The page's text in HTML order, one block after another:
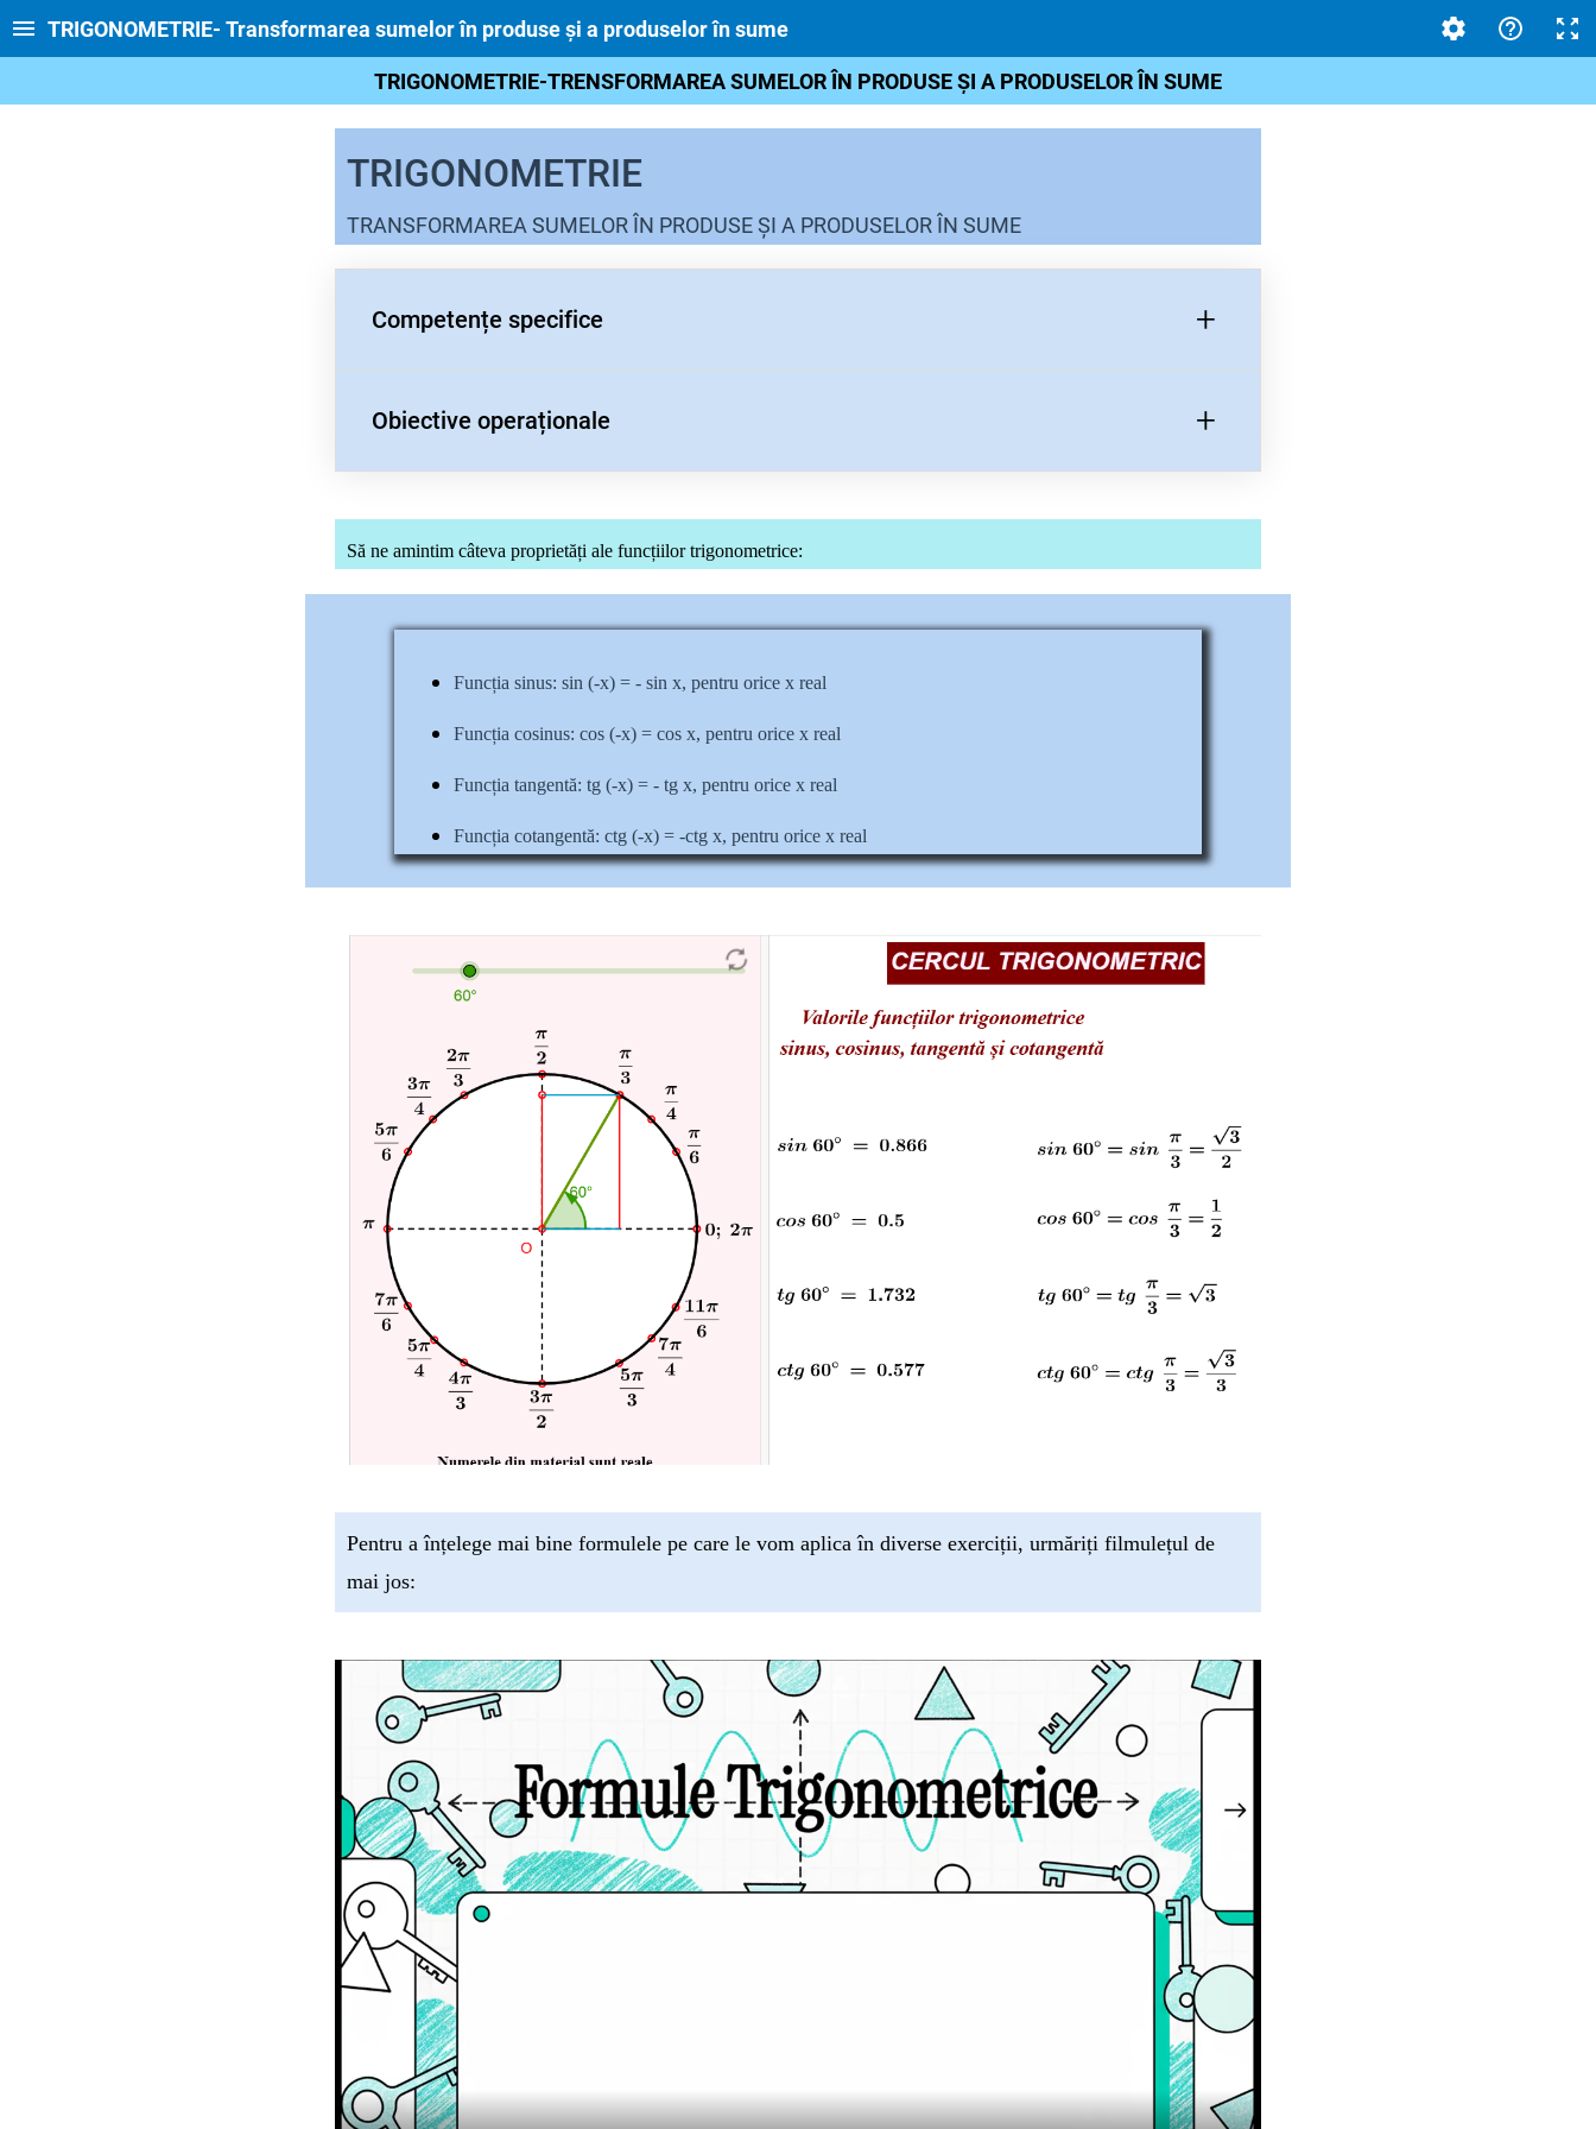
TRIGONOMETRIE- Transformarea sumelor în produse și a produselor în sume
TRIGONOMETRIE-TRENSFORMAREA SUMELOR ÎN PRODUSE ȘI A PRODUSELOR ÎN SUME
TRIGONOMETRIE
TRANSFORMAREA SUMELOR ÎN PRODUSE ȘI A PRODUSELOR ÎN SUME
Competențe specifice +
Calcularea unor măsuri de unghiuri și arce utilizând relații trigonometrice, inclusiv folosind
Caracterizarea unor configurații geometrice plane utilizând calculul trigonometric;
Obiective operaționale +
O1:să utilizeze în situații adecvate formulele de transformare a sumelor în produse
O2:să fie capabili sa deducă singuri, folosind calcul trigonometric, formulele mai sus menționate
;
O3:să identifice corect grupele de termeni cărora li se pot aplica transformările în produse;
O4:să aplice formulele în diverse exerciţii.
Să ne amintim câteva proprietăți ale funcțiilor trigonometrice:
Funcția sinus: sin (-x) = - sin x, pentru orice x real
Funcția cosinus: cos (-x) = cos x, pentru orice x real
Funcția tangentă: tg (-x) = - tg x, pentru orice x real
Funcția cotangentă: ctg (-x) = -ctg x, pentru orice x real
Pentru a înțelege mai bine formulele pe care le vom aplica în diverse exerciții, urmăriți filmulețul de
mai jos: